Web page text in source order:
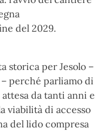
del 2029.
storica per Jesolo –
– perché parliamo di
da tanti anni e
viabilità di accesso
del lido compresa